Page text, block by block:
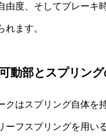
由度、そしてブレーキ
れます。
動部とスプリン
クはスプリング自体を
ーフスプリングを用い